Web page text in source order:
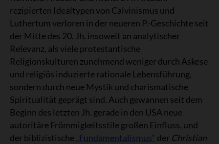
rezipierten Idealtypen von Calvinismus und
Luthertum verloren in der neueren P.-Geschichte seit
der Mitte des 20. Jh. insoweit an analytischer
Relevanz, als viele protestantische
Religionskulturen zunehmend weniger durch Askese
und religiös induzierte rationale Lebensführung,
sondern durch neue Mystik und charismatische
Spiritualität geprägt sind. Auch gewannen seit dem
Beginn des letzten Jh. gerade in den USA neue
autoritäre Frömmigkeitsstile großen Einfluss, und
der biblizistische „Fundamentalismus“ der Christian